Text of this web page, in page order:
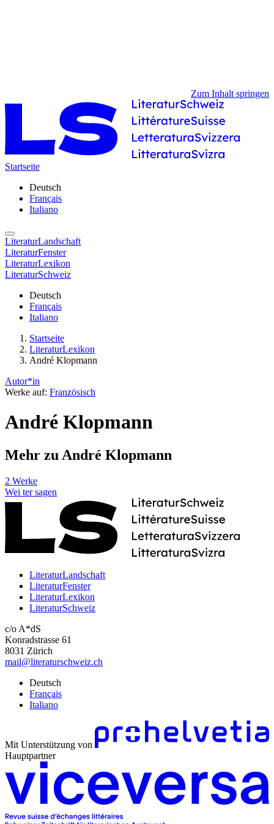
Zum Inhalt springen
Startseite
Deutsch
Français
Italiano
LiteraturLandschaft
LiteraturFenster
LiteraturLexikon
LiteraturSchweiz
Deutsch
Français
Italiano
Startseite
LiteraturLexikon
André Klopmann
Autor*in
Werke auf: Französisch
André Klopmann
Mehr zu André Klopmann
2 Werke
Wei ter sagen
LiteraturLandschaft
LiteraturFenster
LiteraturLexikon
LiteraturSchweiz
c/o A*dS
Konradstrasse 61
8031 Zürich
mail@literaturschweiz.ch
Deutsch
Français
Italiano
Mit Unterstützung von
Hauptpartner